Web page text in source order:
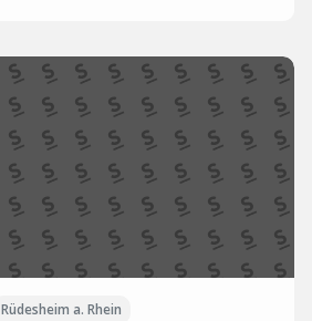
Rüdesheim a. Rhein